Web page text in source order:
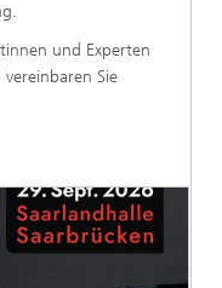
und Experten
Sie